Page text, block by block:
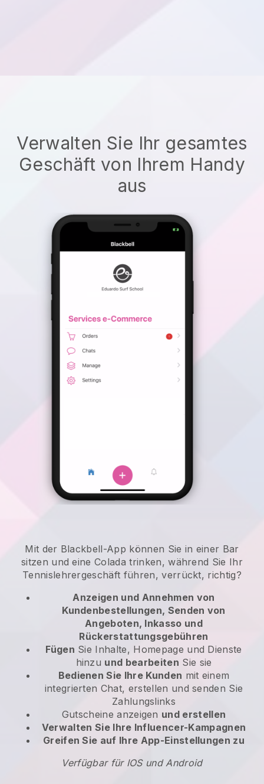
Verwalten Sie Ihr gesamtes
Geschäft von Ihrem Handy
aus
Mit der Blackbell-App können Sie in einer Bar
sitzen und eine Colada trinken, während Sie Ihr
Tennislehrergeschäft führen, verrückt, richtig?
Anzeigen und Annehmen von
Kundenbestellungen, Senden von
Angeboten, Inkasso und
Rückerstattungsgebühren
Fügen Sie Inhalte, Homepage und Dienste
hinzu und bearbeiten Sie sie
Bedienen Sie Ihre Kunden mit einem
integrierten Chat, erstellen und senden Sie
Zahlungslinks
Gutscheine anzeigen und erstellen
Verwalten Sie Ihre Influencer-Kampagnen
Greifen Sie auf Ihre App-Einstellungen zu
Verfügbar für IOS und Android